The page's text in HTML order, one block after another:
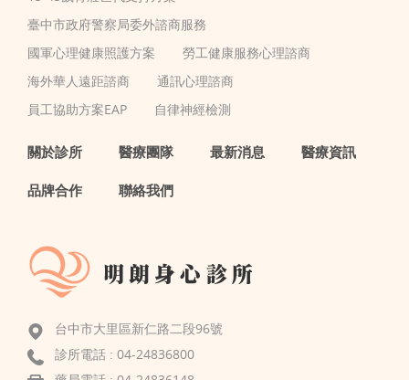
臺中市政府警察局委外諮商服務
國軍心理健康照護方案
勞工健康服務心理諮商
海外華人遠距諮商
通訊心理諮商
員工協助方案EAP
自律神經檢測
關於診所 醫療團隊 最新消息 醫療資訊
品牌合作 聯絡我們
台中市大里區新仁路二段96號
診所電話 : 04-24836800